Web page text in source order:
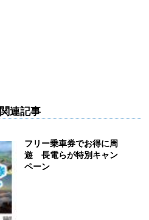
関連記事
フリー乗車券でお得に周
遊 長電らが特別キャン
ペーン